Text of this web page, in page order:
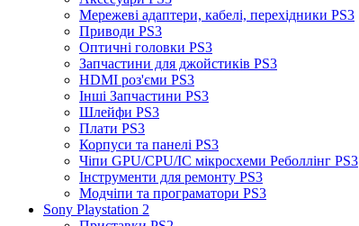
Мережеві адаптери, кабелі, перехідники PS3
Приводи PS3
Оптичні головки PS3
Запчастини для джойстиків PS3
HDMI роз'єми PS3
Інші Запчастини PS3
Шлейфи PS3
Плати PS3
Корпуси та панелі PS3
Чіпи GPU/CPU/IC мікросхеми Реболлінг PS3
Інструменти для ремонту PS3
Модчіпи та програматори PS3
Sony Playstation 2